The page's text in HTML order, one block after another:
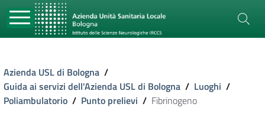
Azienda USL di Bologna /
Guida ai servizi dell'Azienda USL di Bologna / Luoghi /
Poliambulatorio / Punto prelievi / Fibrinogeno